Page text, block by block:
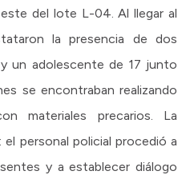
del lote L-04. Al llegar al
la presencia de dos
un adolescente de 17 junto
se encontraban realizando
materiales precarios. La
personal policial procedió a
y a establecer diálogo